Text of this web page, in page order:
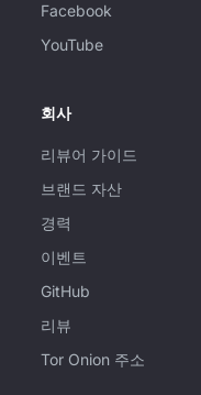
Facebook
YouTube
회사
리뷰어 가이드
브랜드 자산
경력
이벤트
GitHub
리뷰
Tor Onion 주소